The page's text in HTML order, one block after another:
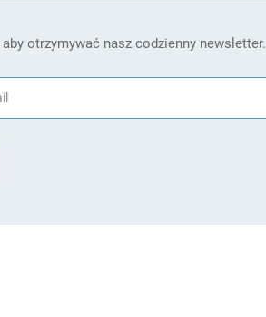
otrzymywać nasz codzienny newsletter.